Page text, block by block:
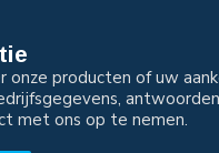
onze producten of uw
met ons op te nemen.